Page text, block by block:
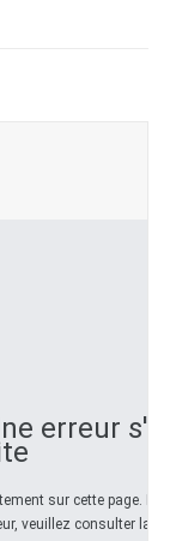
erreur
sur cette page.
veuillez consulter la